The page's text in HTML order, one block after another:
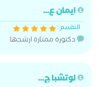
ايمان ع...
التقييم :
دكتورة ممتازة ارشحها
لوتشبا ج...